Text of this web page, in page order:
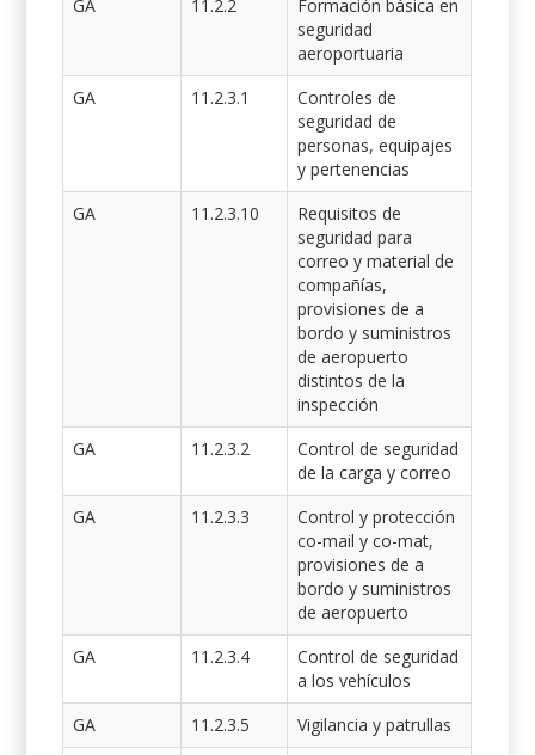
GA
11.2.2
Formación básica en
seguridad
aeroportuaria
GA
11.2.3.1
Controles de
seguridad de
personas, equipajes
y pertenencias
GA
11.2.3.10
Requisitos de
seguridad para
correo y material de
compañías,
provisiones de a
bordo y suministros
de aeropuerto
distintos de la
inspección
GA
11.2.3.2
Control de seguridad
de la carga y correo
GA
11.2.3.3
Control y protección
co-mail y co-mat,
provisiones de a
bordo y suministros
de aeropuerto
GA
11.2.3.4
Control de seguridad
a los vehículos
GA
11.2.3.5
Vigilancia y patrullas